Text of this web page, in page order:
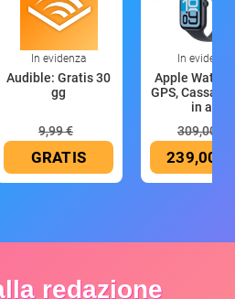
In evidenza
Audible: Gratis 30
gg
9,99 €
GRATIS
In evidenza
Apple Watch
GPS, Cassa
in all
309,00 €
239,00 €
redazione